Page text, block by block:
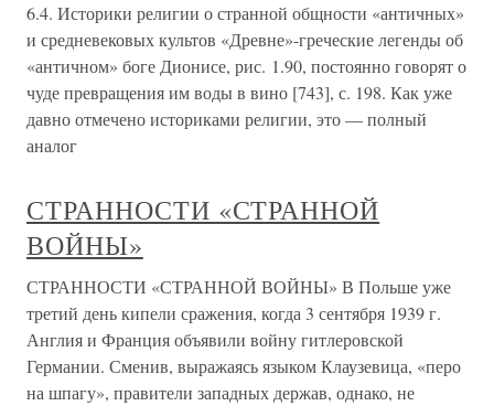
6.4. Историки религии о странной общности «античных»
и средневековых культов «Древне»-греческие легенды об
«античном» боге Дионисе, рис. 1.90, постоянно говорят о
чуде превращения им воды в вино [743], с. 198. Как уже
давно отмечено историками религии, это — полный
аналог
СТРАННОСТИ «СТРАННОЙ
ВОЙНЫ»
СТРАННОСТИ «СТРАННОЙ ВОЙНЫ» В Польше уже
третий день кипели сражения, когда 3 сентября 1939 г.
Англия и Франция объявили войну гитлеровской
Германии. Сменив, выражаясь языком Клаузевица, «перо
на шпагу», правители западных держав, однако, не